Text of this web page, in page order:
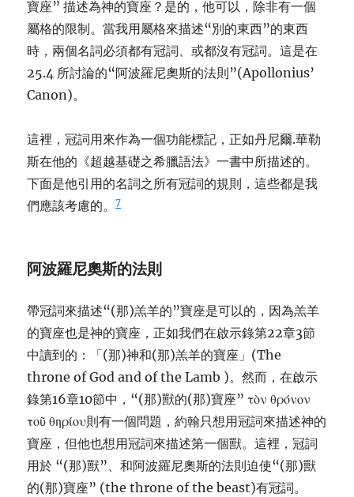
寶座” 描述為神的寶座？是的，他可以，除非有一個
屬格的限制。當我用屬格來描述“別的東西”的東西
時，兩個名詞必須都有冠詞、或都沒有冠詞。這是在
25.4 所討論的“阿波羅尼奧斯的法則”(Apollonius’
Canon)。
這裡，冠詞用來作為一個功能標記，正如丹尼爾.華勒
斯在他的《超越基礎之希臘語法》一書中所描述的。
下面是他引用的名詞之所有冠詞的規則，這些都是我
們應該考慮的。7
阿波羅尼奧斯的法則
帶冠詞來描述“(那)羔羊的”寶座是可以的，因為羔羊
的寶座也是神的寶座，正如我們在啟示錄第22章3節
中讀到的：「(那)神和(那)羔羊的寶座」(The
throne of God and of the Lamb )。然而，在啟示
錄第16章10節中，“(那)獸的(那)寶座” τὸν θρόνον
τοῦ θηρίου則有一個問題，約翰只想用冠詞來描述神的
寶座，但他也想用冠詞來描述第一個獸。這裡，冠詞
用於 “(那)獸”、和阿波羅尼奧斯的法則迫使“(那)獸
的(那)寶座” (the throne of the beast)有冠詞。